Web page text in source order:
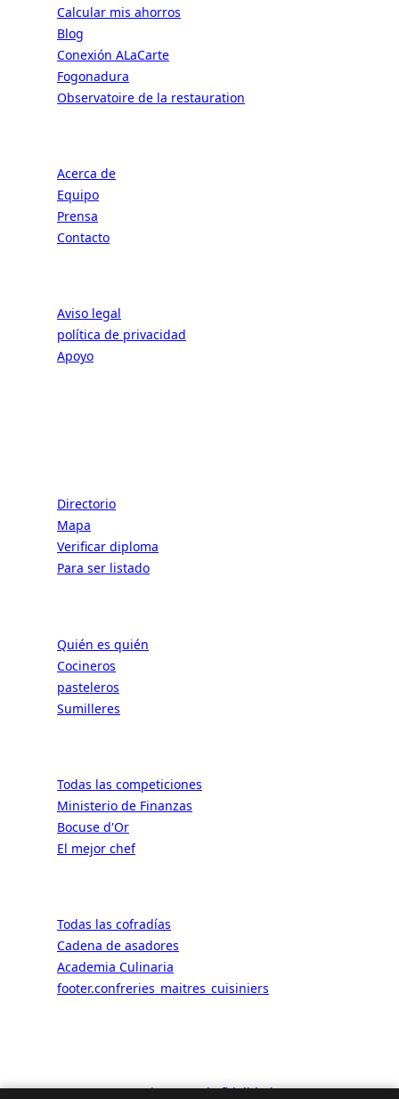
Calcular mis ahorros
Blog
Conexión ALaCarte
Fogonadura
Observatoire de la restauration
Acerca de
Equipo
Prensa
Contacto
Aviso legal
política de privacidad
Apoyo
Directorio
Mapa
Verificar diploma
Para ser listado
Quién es quién
Cocineros
pasteleros
Sumilleres
Todas las competiciones
Ministerio de Finanzas
Bocuse d'Or
El mejor chef
Todas las cofradías
Cadena de asadores
Academia Culinaria
footer.confreries_maitres_cuisiniers
🎫Mi cuenta de fidelidad